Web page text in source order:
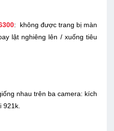
: không được trang bị màn
lật nghiêng lên / xuống tiêu
nhau trên ba camera: kích
921k.